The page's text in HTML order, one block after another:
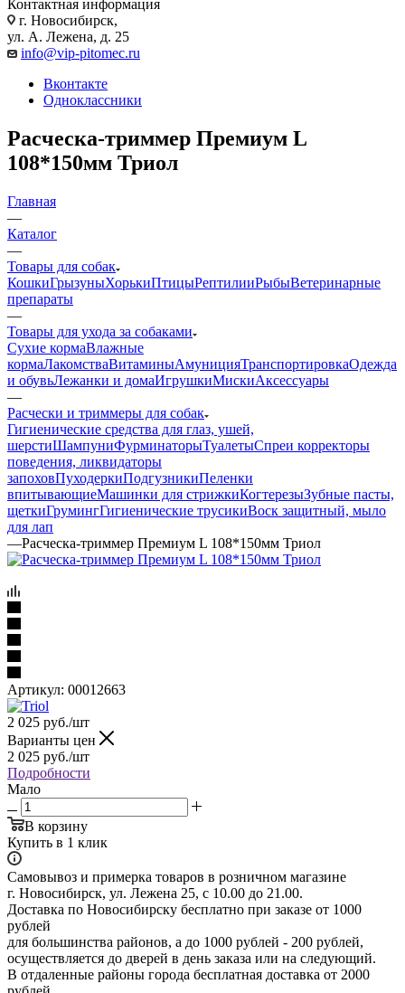
Контактная информация
г. Новосибирск,
ул. А. Лежена, д. 25
info@vip-pitomec.ru
Вконтакте
Одноклассники
Расческа-триммер Премиум L
108*150мм Триол
Главная
—
Каталог
—
Товары для собак
КошкиГрызуныХорькиПтицыРептилииРыбыВетеринарные
препараты
—
Товары для ухода за собаками
Сухие кормаВлажные
кормаЛакомстваВитаминыАмуницияТранспортировкаОдежда
и обувьЛежанки и домаИгрушкиМискиАксессуары
—
Расчески и триммеры для собак
Гигиенические средства для глаз, ушей,
шерстиШампуниФурминаторыТуалетыСпреи корректоры
поведения, ликвидаторы
запоховПуходеркиПодгузникиПеленки
впитывающиеМашинки для стрижкиКогтерезыЗубные пасты,
щеткиГрумингГигиенические трусикиВоск защитный, мыло
для лап
—Расческа-триммер Премиум L 108*150мм Триол
Артикул: 00012663
2 025 руб./шт
Варианты цен
2 025 руб./шт
Подробности
Мало
В корзину
Купить в 1 клик
Самовывоз и примерка товаров в розничном магазине
г. Новосибирск, ул. Лежена 25, с 10.00 до 21.00.
Доставка по Новосибирску бесплатно при заказе от 1000
рублей
для большинства районов, а до 1000 рублей - 200 рублей,
осуществляется до дверей в день заказа или на следующий.
В отдаленные районы города бесплатная доставка от 2000